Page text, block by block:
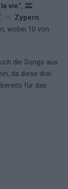
vie“,
, Zypern:
wobei 10 von
die Songs aus
da diese drei
für das